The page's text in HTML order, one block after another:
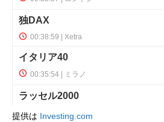
提供は Investing.com